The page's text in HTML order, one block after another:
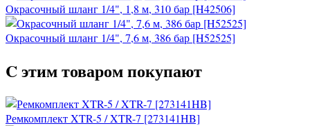
Окрасочный шланг 1/4", 1,8 м, 310 бар [H42506]
Окрасочный шланг 1/4", 7,6 м, 386 бар [H52525]
C этим товаром покупают
Ремкомплект XTR-5 / XTR-7 [273141HB]